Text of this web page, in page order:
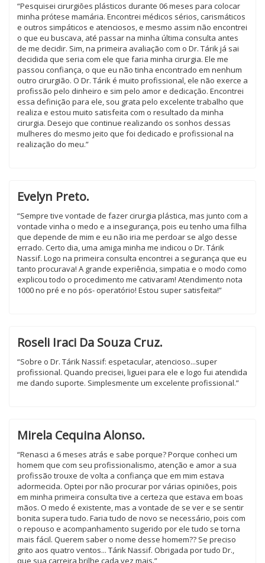
“Pesquisei cirurgiões plásticos durante 06 meses para colocar
minha prótese mamária. Encontrei médicos sérios, carismáticos
e outros simpáticos e atenciosos, e mesmo assim não encontrei
o que eu buscava, até passar na minha última consulta antes
de me decidir. Sim, na primeira avaliação com o Dr. Tárik já sai
decidida que seria com ele que faria minha cirurgia. Ele me
passou confiança, o que eu não tinha encontrado em nenhum
outro cirurgião. O Dr. Tárik é muito profissional, ele não exerce a
profissão pelo dinheiro e sim pelo amor e dedicação. Encontrei
essa definição para ele, sou grata pelo excelente trabalho que
realiza e estou muito satisfeita com o resultado da minha
cirurgia. Desejo que continue realizando os sonhos dessas
mulheres do mesmo jeito que foi dedicado e profissional na
realização do meu.”
Evelyn Preto.
“Sempre tive vontade de fazer cirurgia plástica, mas junto com a
vontade vinha o medo e a insegurança, pois eu tenho uma filha
que depende de mim e eu não iria me perdoar se algo desse
errado. Certo dia, uma amiga minha me indicou o Dr. Tárik
Nassif. Logo na primeira consulta encontrei a segurança que eu
tanto procurava! A grande experiência, simpatia e o modo como
explicou todo o procedimento me cativaram! Atendimento nota
1000 no pré e no pós- operatório! Estou super satisfeita!”
Roseli Iraci Da Souza Cruz.
“Sobre o Dr. Tárik Nassif: espetacular, atencioso...super
profissional. Quando precisei, liguei para ele e logo fui atendida
me dando suporte. Simplesmente um excelente profissional.”
Mirela Cequina Alonso.
“Renasci a 6 meses atrás e sabe porque? Porque conheci um
homem que com seu profissionalismo, atenção e amor a sua
profissão trouxe de volta a confiança que em mim estava
adormecida. Optei por não procurar por várias opiniões, pois
em minha primeira consulta tive a certeza que estava em boas
mãos. O medo é existente, mas a vontade de se ver e se sentir
bonita supera tudo. Faria tudo de novo se necessário, pois com
o repouso e acompanhamento sugerido por ele tudo se torna
mais fácil. Querem saber o nome desse homem?? Se preciso
grito aos quatro ventos... Tárik Nassif. Obrigada por tudo Dr.,
que sua carreira brilhe cada vez mais.”